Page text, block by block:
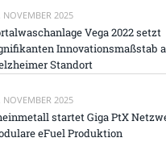
NOVEMBER 2025
Vega 2022 setzt
Innovationsmaßstab
Standort
NOVEMBER 2025
startet Giga PtX
eFuel Produktion